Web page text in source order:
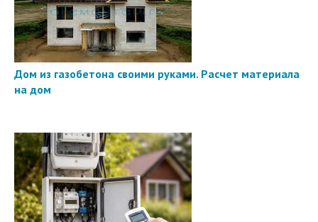
Дом из газобетона своими руками. Расчет материала
на дом